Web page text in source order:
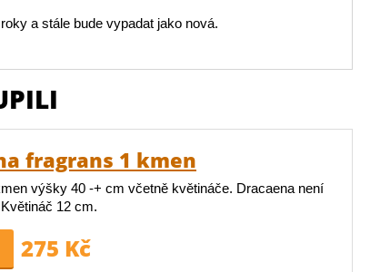
a stále bude vypadat jako nová.
fragrans 1 kmen
výšky 40 -+ cm včetně květináče. Dracaena není
12 cm.
275 Kč